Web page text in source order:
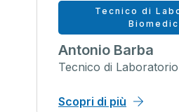
Tecnico di
Antonio Barba
Tecnico di
Scopri di più